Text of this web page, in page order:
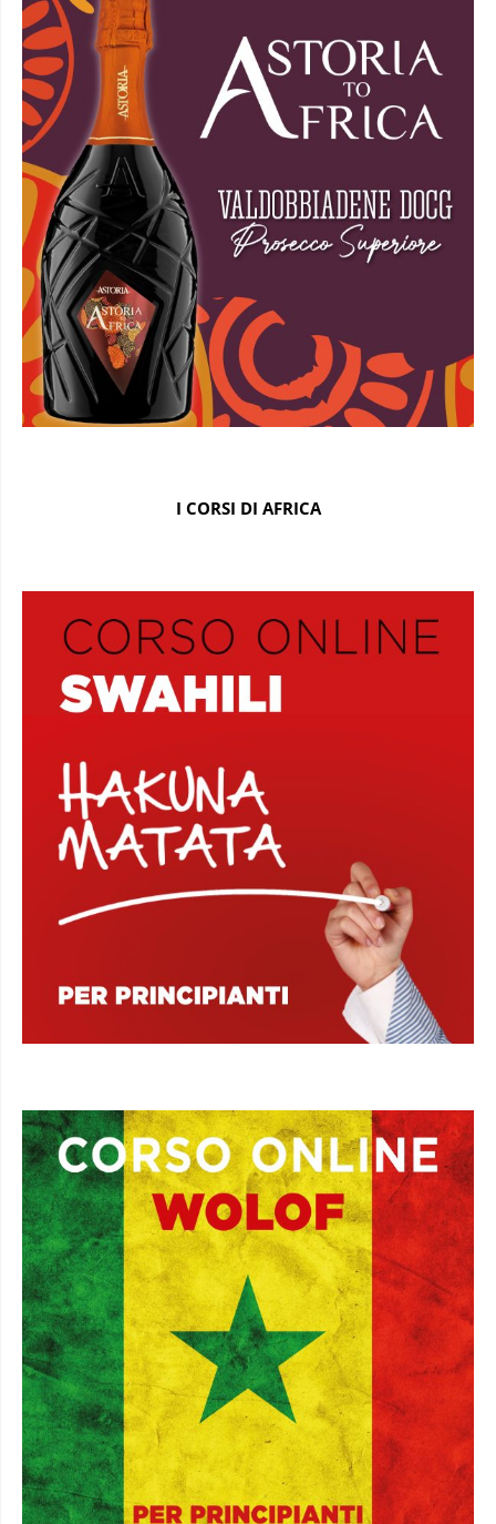
I CORSI DI AFRICA